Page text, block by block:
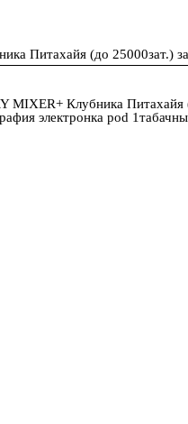
Питахайя (до 25000зат.)